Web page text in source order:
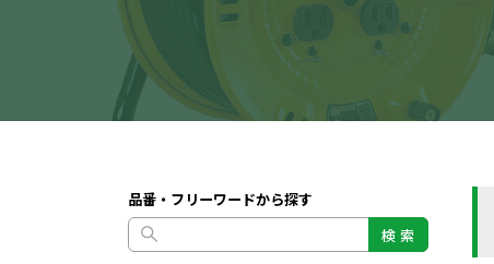
品番・フリーワードから探す
検 索